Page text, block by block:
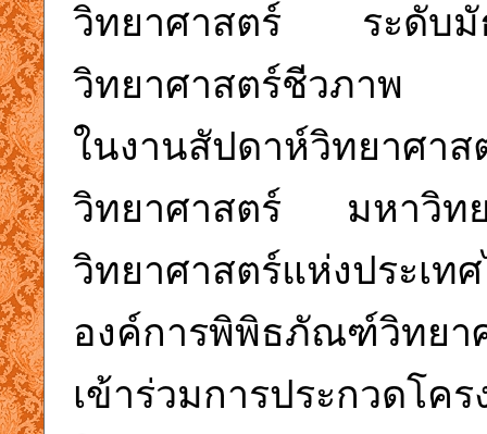
วิทยาศาสตร์ ระดับ
วิทยาศาสตร์ชีวภาพ
ในงานสัปดาห์วิทยาศ
วิทยาศาสตร์ มหาวิท
วิทยาศาสตร์แห่งประ
องค์การพิพิธภัณฑ์วิทยา
เข้าร่วมการประกวดโค